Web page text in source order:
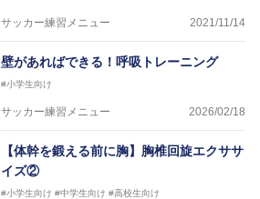
サッカー練習メニュー 2021/11/14
壁があればできる！呼吸トレーニング
#小学生向け
サッカー練習メニュー 2026/02/18
【体幹を鍛える前に胸】胸椎回旋エクササ
イズ②
#小学生向け #中学生向け #高校生向け